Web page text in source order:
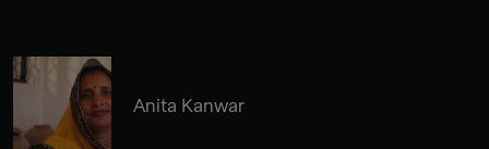
Anita Kanwar